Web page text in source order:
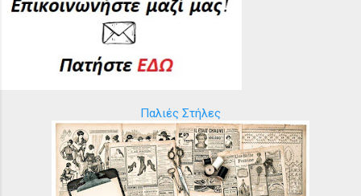
Παλιές Στήλες